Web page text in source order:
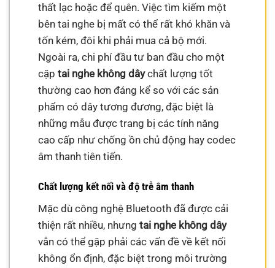
thất lạc hoặc để quên. Việc tìm kiếm một
bên tai nghe bị mất có thể rất khó khăn và
tốn kém, đôi khi phải mua cả bộ mới.
Ngoài ra, chi phí đầu tư ban đầu cho một
cặptai nghe không dâychất lượng tốt
thường cao hơn đáng kể so với các sản
phẩm có dây tương đương, đặc biệt là
những mẫu được trang bị các tính năng
cao cấp như chống ồn chủ động hay codec
âm thanh tiên tiến.
Chất lượng kết nối và độ trễ âm thanh
Mặc dù công nghệ Bluetooth đã được cải
thiện rất nhiều, nhưngtai nghe không dây
vẫn có thể gặp phải các vấn đề về kết nối
không ổn định, đặc biệt trong môi trường